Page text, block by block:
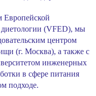
Европейской
(VFED), мы
центром
(г. Москва), а также с
инженерных
в сфере питания
подходе.